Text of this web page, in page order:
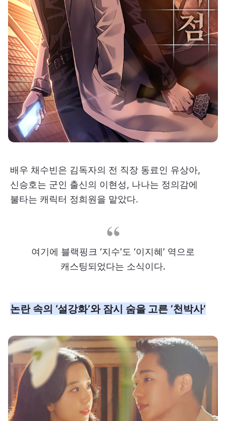
배우 채수빈은 김독자의 전 직장 동료인 유상아,
신승호는 군인 출신의 이현성, 나나는 정의감에
불타는 캐릭터 정희원을 맡았다.
여기에 블랙핑크 ‘지수’도 ‘이지혜’ 역으로
캐스팅되었다는 소식이다.
논란 속의 ‘설강화’와 잠시 숨을 고른 ‘천박사’